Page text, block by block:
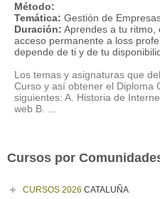
Método:
Temática: Gestión de
Duración: Aprendes a tu ritmo,
acceso permanente a loss
depende de ti y de tu
Los temas y asignaturas que
Curso y así obtener el Diploma
siguientes: A. Historia de
web B. ...
Cursos por
CURSOS 2026 CATALUÑA